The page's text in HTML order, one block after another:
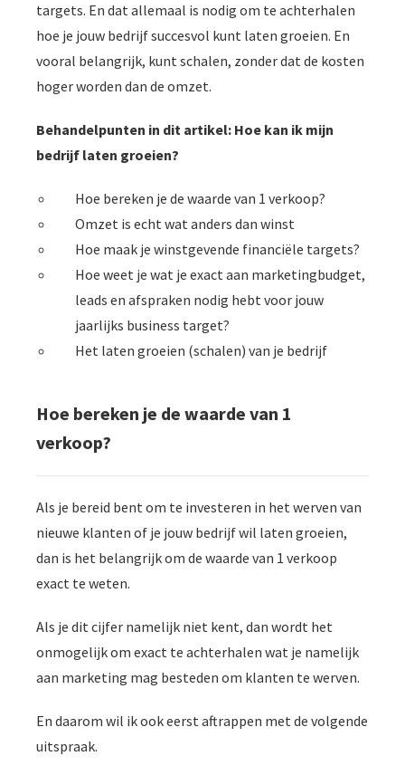
targets. En dat allemaal is nodig om te achterhalen
hoe je jouw bedrijf succesvol kunt laten groeien. En
vooral belangrijk, kunt schalen, zonder dat de kosten
hoger worden dan de omzet.
Behandelpunten in dit artikel: Hoe kan ik mijn
bedrijf laten groeien?
Hoe bereken je de waarde van 1 verkoop?
Omzet is echt wat anders dan winst
Hoe maak je winstgevende financiële targets?
Hoe weet je wat je exact aan marketingbudget,
leads en afspraken nodig hebt voor jouw
jaarlijks business target?
Het laten groeien (schalen) van je bedrijf
Hoe bereken je de waarde van 1
verkoop?
Als je bereid bent om te investeren in het werven van
nieuwe klanten of je jouw bedrijf wil laten groeien,
dan is het belangrijk om de waarde van 1 verkoop
exact te weten.
Als je dit cijfer namelijk niet kent, dan wordt het
onmogelijk om exact te achterhalen wat je namelijk
aan marketing mag besteden om klanten te werven.
En daarom wil ik ook eerst aftrappen met de volgende
uitspraak.